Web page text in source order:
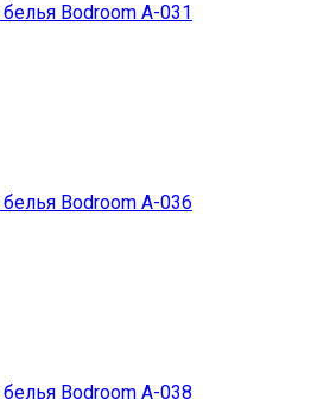
Bodroom A-031
Bodroom A-036
Bodroom A-038